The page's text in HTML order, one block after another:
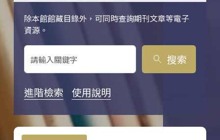
除本館館藏目錄外，可同時查詢期刊文章等電子
資源。
關鍵字搜尋
search 搜索
進階檢索 使用說明